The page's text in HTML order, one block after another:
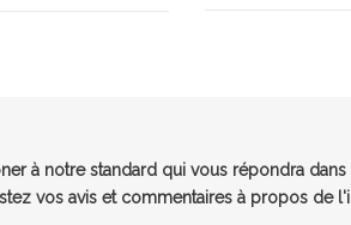
à notre standard qui vous répondra
vos avis et commentaires à propos de